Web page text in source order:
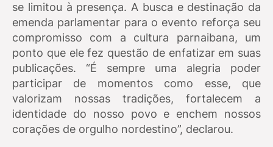
se limitou à presença. A busca e destinação da
emenda parlamentar para o evento reforça seu
compromisso com a cultura parnaibana, um
ponto que ele fez questão de enfatizar em suas
publicações. “É sempre uma alegria poder
participar de momentos como esse, que
valorizam nossas tradições, fortalecem a
identidade do nosso povo e enchem nossos
corações de orgulho nordestino”, declarou.